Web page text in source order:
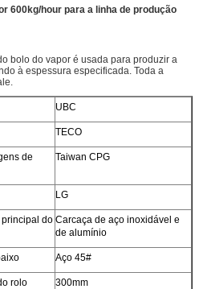
600kg/hour para a linha de produção
bolo do vapor é usada para produzir a
à espessura especificada. Toda a
UBC
TECO
de
Taiwan CPG
LG
principal do Carcaça de aço inoxidável e
de alumínio
Aço 45#
rolo 300mm